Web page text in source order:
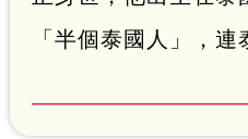
「半個泰國人」，
次到泰國，都因為
得他的護照是假的